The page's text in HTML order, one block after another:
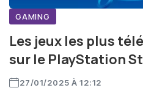
GAMING
Les jeux les plus
sur le PlayStation
27/01/2025 À 12:12